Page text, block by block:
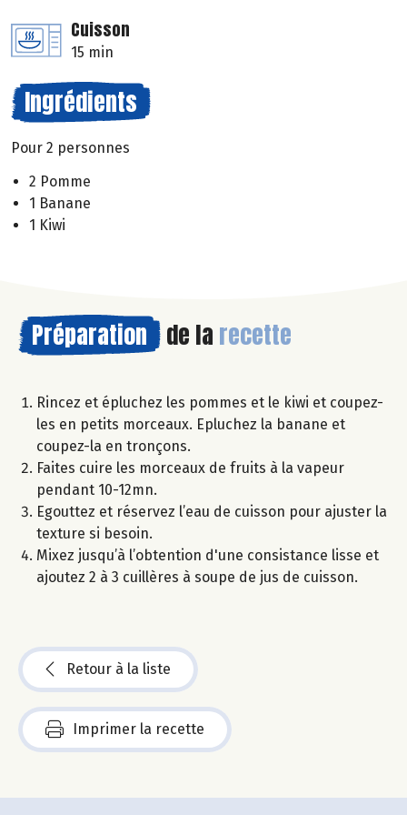
Cuisson
15 min
Ingrédients
Pour 2 personnes
2 Pomme
1 Banane
1 Kiwi
Préparation de la recette
Rincez et épluchez les pommes et le kiwi et coupez-
les en petits morceaux. Epluchez la banane et
coupez-la en tronçons.
Faites cuire les morceaux de fruits à la vapeur
pendant 10-12mn.
Egouttez et réservez l’eau de cuisson pour ajuster la
texture si besoin.
Mixez jusqu’à l’obtention d'une consistance lisse et
ajoutez 2 à 3 cuillères à soupe de jus de cuisson.
Retour à la liste
Imprimer la recette